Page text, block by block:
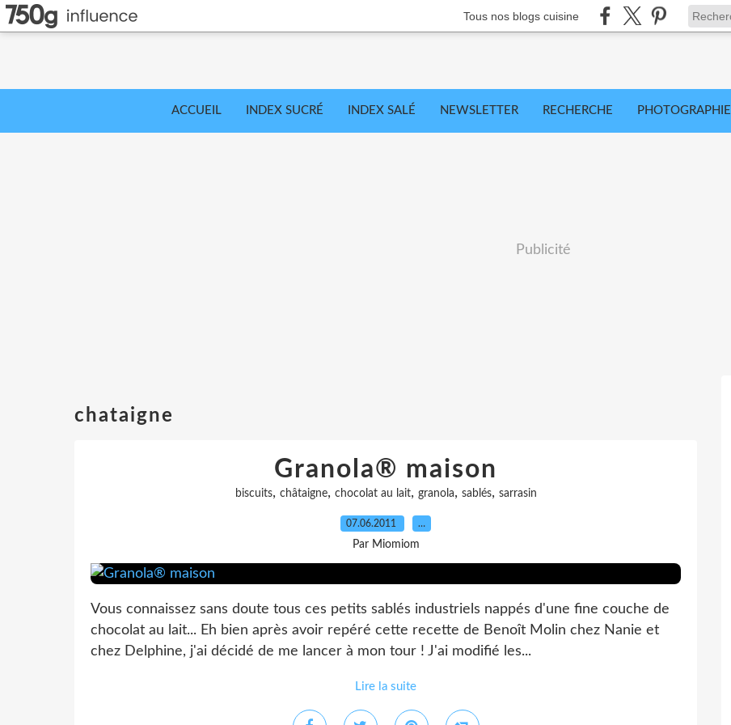
Tous nos blogs cuisine
ACCUEIL INDEX SUCRÉ INDEX SALÉ NEWSLETTER RECHERCHE PHOTOGRAPHIE
Publicité
chataigne
Granola® maison
biscuits, châtaigne, chocolat au lait, granola, sablés, sarrasin
07.06.2011 …
Par Miomiom
Vous connaissez sans doute tous ces petits sablés industriels nappés d'une fine couche de
chocolat au lait... Eh bien après avoir repéré cette recette de Benoît Molin chez Nanie et
chez Delphine, j'ai décidé de me lancer à mon tour ! J'ai modifié les...
Lire la suite